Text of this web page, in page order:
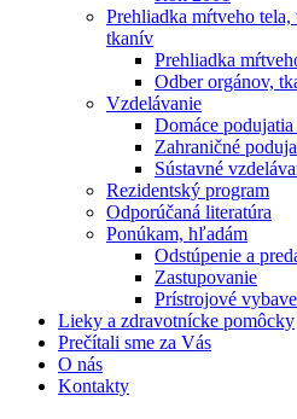
Prehliadka mŕtveho
tkanív
Prehliadka
Odber orgánov,
Vzdelávanie
Domáce
Zahraničné
Sústavné
Rezidentský program
Odporúčaná literatúra
Ponúkam, hľadám
Odstúpenie a
Zastupovanie
Prístrojové
Lieky a zdravotnícke pomôcky
Prečítali sme za Vás
O nás
Kontakty